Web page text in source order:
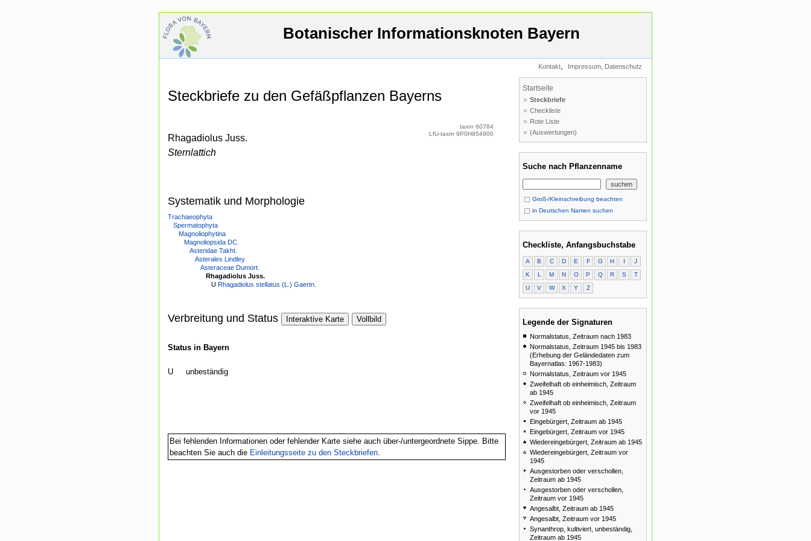
Botanischer Informationsknoten Bayern
Kontakt, Impressum, Datenschutz
Steckbriefe zu den Gefäßpflanzen Bayerns
Rhagadiolus Juss.
Sternlattich
taxnr 60784
LfU-taxnr 9P0H954900
Systematik und Morphologie
Trachaeophyta
Spermatophyta
Magnoliophytina
Magnoliopsida DC.
Asteridae Takht.
Asterales Lindley
Asteraceae Dumort.
Rhagadiolus Juss.
U Rhagadiolus stellatus (L.) Gaertn.
Verbreitung und Status Interaktive Karte Vollbild
Status in Bayern
U unbeständig
Bei fehlenden Informationen oder fehlender Karte siehe auch über-/untergeordnete Sippe. Bitte
beachten Sie auch die Einleitungsseite zu den Steckbriefen.
Startseite
Steckbriefe
Checkliste
Rote Liste
(Auswertungen)
Suche nach Pflanzenname
Groß-/Kleinschreibung beachten
in Deutschen Namen suchen
Checkliste, Anfangsbuchstabe
A B C D E F G H I
J
K
L M N O P Q R S
T
U
V W X Y Z
Legende der Signaturen
Normalstatus, Zeitraum nach 1983
Normalstatus, Zeitraum 1945 bis 1983
(Erhebung der Geländedaten zum
Bayernatlas: 1967-1983)
Normalstatus, Zeitraum vor 1945
Zweifelhaft ob einheimisch, Zeitraum
ab 1945
Zweifelhaft ob einheimisch, Zeitraum
vor 1945
Eingebürgert, Zeitraum ab 1945
Eingebürgert, Zeitraum vor 1945
Wiedereingebürgert, Zeitraum ab 1945
Wiedereingebürgert, Zeitraum vor
1945
Ausgestorben oder verschollen,
Zeitraum ab 1945
Ausgestorben oder verschollen,
Zeitraum vor 1945
Angesalbt, Zeitraum ab 1945
Angesalbt, Zeitraum vor 1945
Synanthrop, kultiviert, unbeständig,
Zeitraum ab 1945